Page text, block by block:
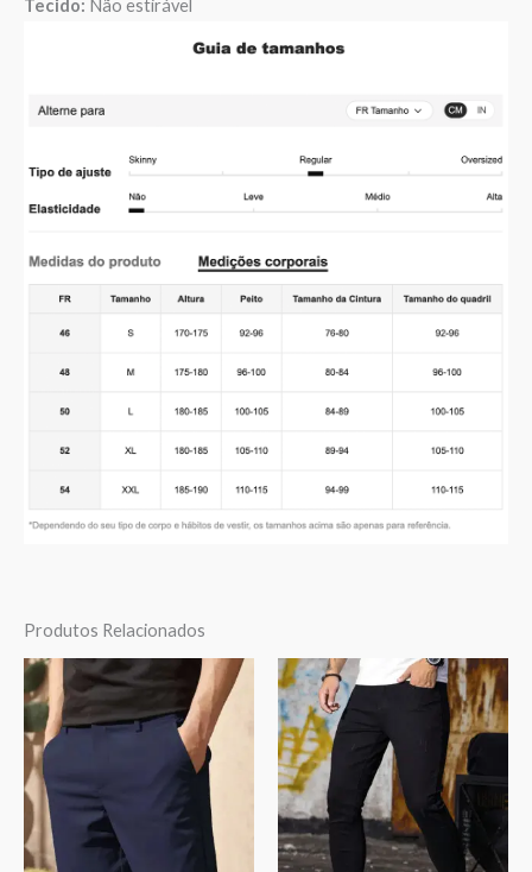
Tecido: Não estirável
Produtos Relacionados